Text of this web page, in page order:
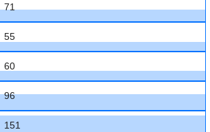
71
55
60
96
151